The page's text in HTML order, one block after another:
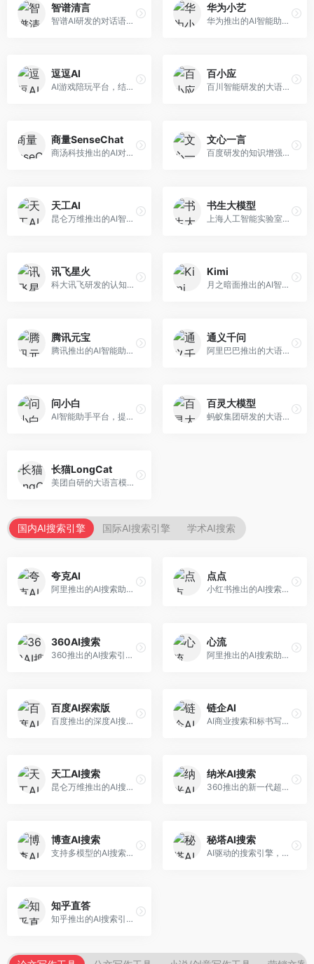
智谱清言
智谱AI研发的对话语言模型，支持中英双语交互。面向中文用户和开发者，提供知识问答、代码编写、文档解读等服务，开源生态完善，学术研究背景深厚。
华为小艺
华为推出的AI智能助手网页端，深度整合鸿蒙生态和华为云服务。面向华为设备用户，支持语音交互、智能问答、设备控制等功能，与华为硬件生态无缝衔接。
逗逗AI
AI游戏陪玩平台，结合游戏理解和自然语言交互技术。面向游戏玩家，提供游戏攻略、陪玩互动、社交聊天等服务，游戏知识丰富，互动体验有趣。
百小应
百川智能研发的大语言模型助手，专注于中文理解和生成。面向中文用户，提供知识问答、文本创作、代码辅助等服务，模型参数规模大，中文表达流畅自然。
商量SenseChat
商汤科技推出的AI对话平台，结合计算机视觉和自然语言处理技术。面向企业用户和开发者，支持多模态交互，视觉理解能力强，适合智能客服和内容创作场景。
文心一言
百度研发的知识增强大语言模型，深度融合百度知识图谱和搜索能力。面向中文用户，提供知识问答、文本创作、逻辑推理等服务，中文语境理解准确，知识覆盖面广。
天工AI
昆仑万维推出的AI智能助手，集成搜索、对话、创作等多种能力。面向普通用户和内容创作者，支持联网搜索、文本生成、图像理解等功能，响应速度快，免费使用。
书生大模型
上海人工智能实验室研发的开源大模型系列，支持多尺度和多模态。面向研究机构和开发者，开源生态完善，学术研究背景深厚，适合科研和定制开发。
讯飞星火
科大讯飞研发的认知智能大模型，深度融合语音识别和自然语言处理技术。面向企业用户和教育领域，提供语音交互、文档处理、代码生成等服务，中文语音识别准确率高。
Kimi
月之暗面推出的AI智能助手，核心优势在于超长文本处理能力，支持20万字以上文档分析。面向学术研究者、职场人士和内容创作者，提供文档解读、PPT生成、联网搜索等综合服务。
腾讯元宝
腾讯推出的AI智能助手，整合微信生态和腾讯云服务。面向普通用户和企业客户，支持文档解析、图像理解、联网搜索等功能，与腾讯产品无缝衔接，办公协作便捷。
通义千问
阿里巴巴推出的大语言模型平台，提供对话问答、文档处理、图像理解、代码编写等全方位AI服务。面向企业用户和个人开发者，集成阿里云生态，支持多模态交互，企业级安全保障。
问小白
AI智能助手平台，提供知识问答、文本创作、文档处理等服务。面向普通用户和职场人士，操作简便，响应速度快，支持多场景应用。
百灵大模型
蚂蚁集团研发的大语言模型平台，专注于金融科技和企业服务。面向金融机构和企业客户，提供智能客服、风险分析、文档处理等服务，金融场景理解深入。
长猫LongCat
美团自研的大语言模型对话平台，专注于本地生活服务场景。面向美团生态用户，提供智能推荐、服务问答等功能，本地生活知识覆盖全面。
国内AI搜索引擎 国际AI搜索引擎 学术AI搜索
夸克AI
阿里推出的AI搜索助手，整合搜索与AI功能。面向年轻用户，提供智能搜索、文档处理、学习辅助等服务，与夸克生态深度整合。
点点
小红书推出的AI搜索应用，专注于生活方式内容搜索。面向小红书用户，提供生活攻略、消费决策、内容推荐等服务，生活方式内容丰富。
360AI搜索
360推出的AI搜索引擎，专注于安全智能搜索。面向普通用户，提供智能问答、网页搜索、内容整理等服务，安全防护能力强。
心流
阿里推出的AI搜索助手，专注于智能信息获取。面向普通用户，提供智能搜索、内容整理、知识问答等服务，与阿里生态深度整合。
百度AI探索版
百度推出的深度AI搜索引擎，整合百度知识图谱。面向中文用户，提供智能问答、知识探索、内容生成等服务，知识覆盖面广。
链企AI
AI商业搜索和标书写作工具，专注于企业服务场景。面向企业用户，提供商业信息搜索、标书生成、企业分析等服务，商业信息专业。
天工AI搜索
昆仑万维推出的AI搜索引擎，整合大模型与搜索能力。面向普通用户，提供智能问答、深度搜索、内容整理等服务，中文搜索体验好。
纳米AI搜索
360推出的新一代超级AI搜索，深度整合360搜索资源。面向普通用户，提供智能问答、多模态搜索、内容生成等服务，安全可靠。
博查AI搜索
支持多模型的AI搜索引擎，整合多种大模型能力。面向AI爱好者，提供多模型搜索、答案对比、深度分析等服务，模型选择灵活。
秘塔AI搜索
AI驱动的搜索引擎，专注于无广告直达结果。面向研究者和信息获取需求者，提供深度搜索、来源标注、答案整理等服务，搜索结果干净准确，信息可信度高。
知乎直答
知乎推出的AI搜索引擎，专注于知识问答场景。面向知识获取者，提供知乎内容搜索、智能问答、知识整理等服务，专业知识丰富。